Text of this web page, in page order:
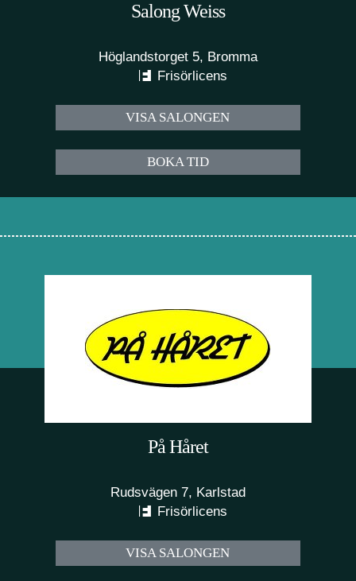
Salong Weiss
Höglandstorget 5, Bromma
Frisörlicens
VISA SALONGEN
BOKA TID
På Håret
Rudsvägen 7, Karlstad
Frisörlicens
VISA SALONGEN